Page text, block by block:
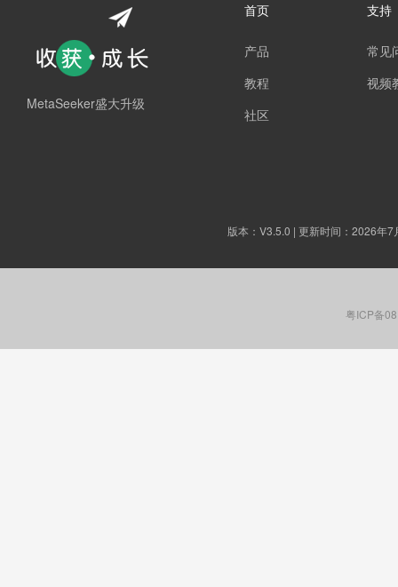
MetaSeeker盛大升级
首页
产品
教程
社区
支持
常见
视频
版本： V3.5.0 | 更新时间：2026年
粤ICP备